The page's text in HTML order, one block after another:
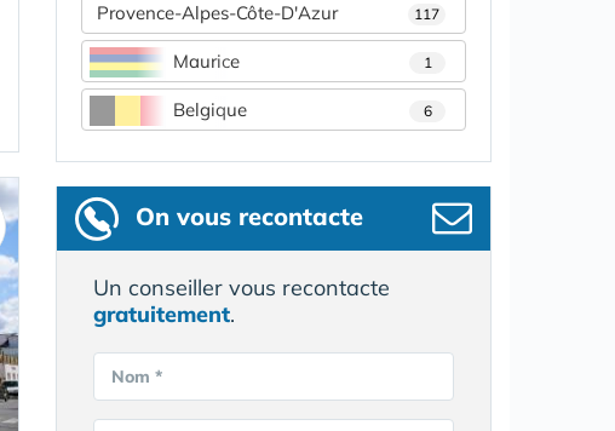
Provence-Alpes-Côte-D'Azur 117
Maurice 1
Belgique 6
On vous recontacte
Un conseiller vous recontacte
gratuitement.
Nom *